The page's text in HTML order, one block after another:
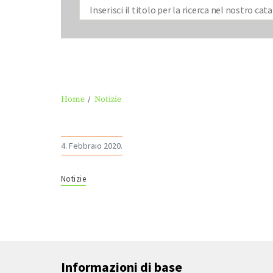
Home Notizie
4. Febbraio 2020.
Notizie
Informazioni di base